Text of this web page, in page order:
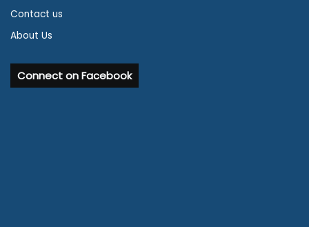
Contact us
About Us
Connect on Facebook